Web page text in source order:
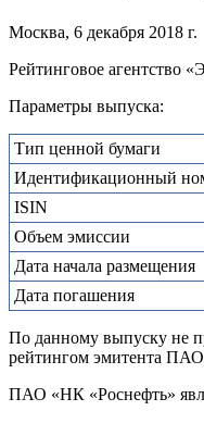
Москва, 6 декабря 2018 г.
Рейтинговое агентство
Параметры выпуска:
Тип ценной бумаги
Идентификационный
ISIN
Объем эмиссии
Дата начала размещения
Дата погашения
По данному выпуску не
рейтингом эмитента
ПАО «НК «Роснефть»